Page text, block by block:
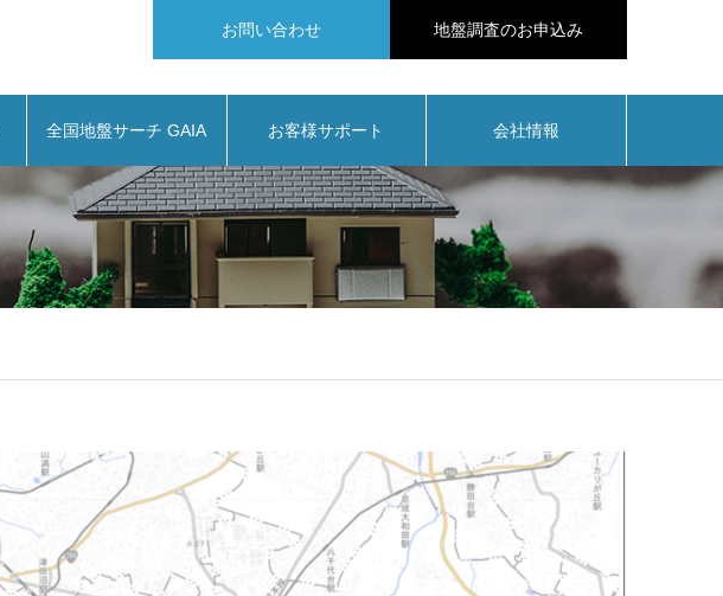
お問い合わせ 地盤調査のお申込み
全国地盤サーチ GAIA お客様サポート 会社情報